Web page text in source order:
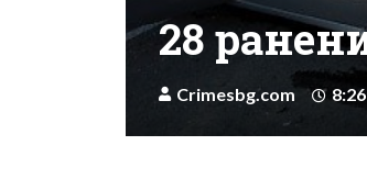
28
Crimesbg.com